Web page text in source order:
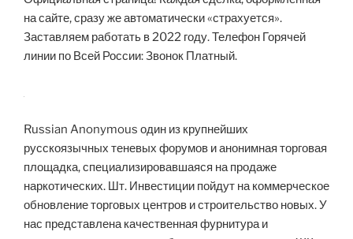
на сайте, сразу же автоматически «страхуется».
Заставляем работать в 2022 году. Телефон Горячей
линии по Всей России: Звонок Платный.
Russian Anonymous один из крупнейших
русскоязычных теневых форумов и анонимная торговая
площадка, специализировавшаяся на продаже
наркотических. Шт. Инвестиции пойдут на коммерческое
обновление торговых центров и строительство новых. У
нас представлена качественная фурнитура и